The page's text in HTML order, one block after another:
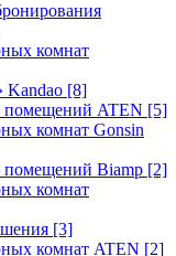
комнат
Kandao [8]
помещений ATEN [5]
комнат Gonsin
помещений Biamp [2]
комнат
[3]
комнат ATEN [2]